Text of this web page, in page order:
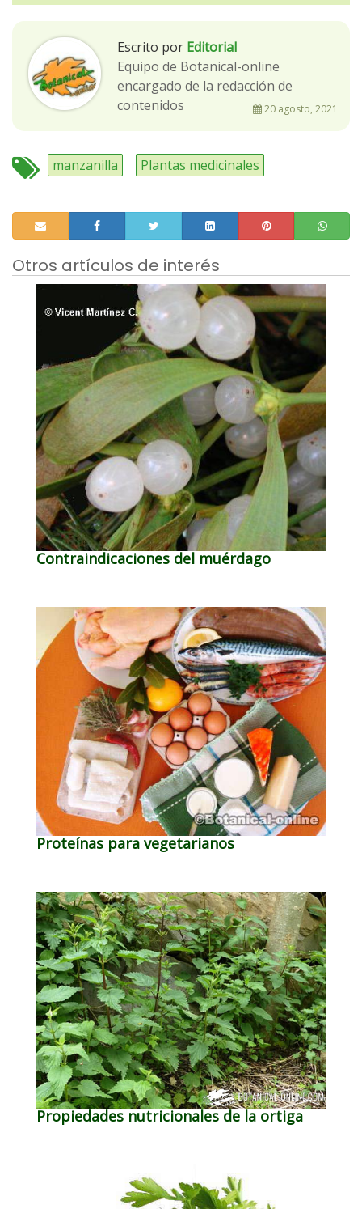
Escrito por Editorial
Equipo de Botanical-online
encargado de la redacción de
contenidos
20 agosto, 2021
manzanilla Plantas medicinales
Otros artículos de interés
Contraindicaciones del muérdago
Proteínas para vegetarianos
Propiedades nutricionales de la ortiga